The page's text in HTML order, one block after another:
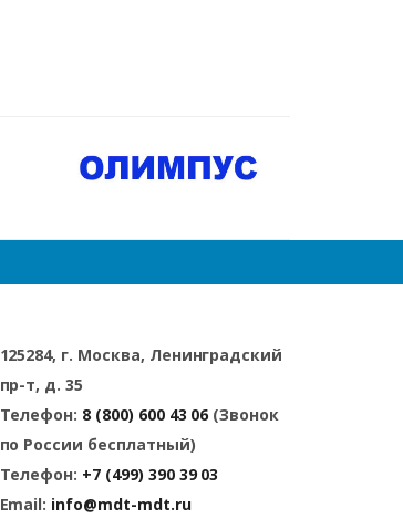
125284, г. Москва, Ленинградский
пр-т, д. 35
Телефон: 8 (800) 600 43 06 (Звонок
по России бесплатный)
Телефон: +7 (499) 390 39 03
Email: info@mdt-mdt.ru